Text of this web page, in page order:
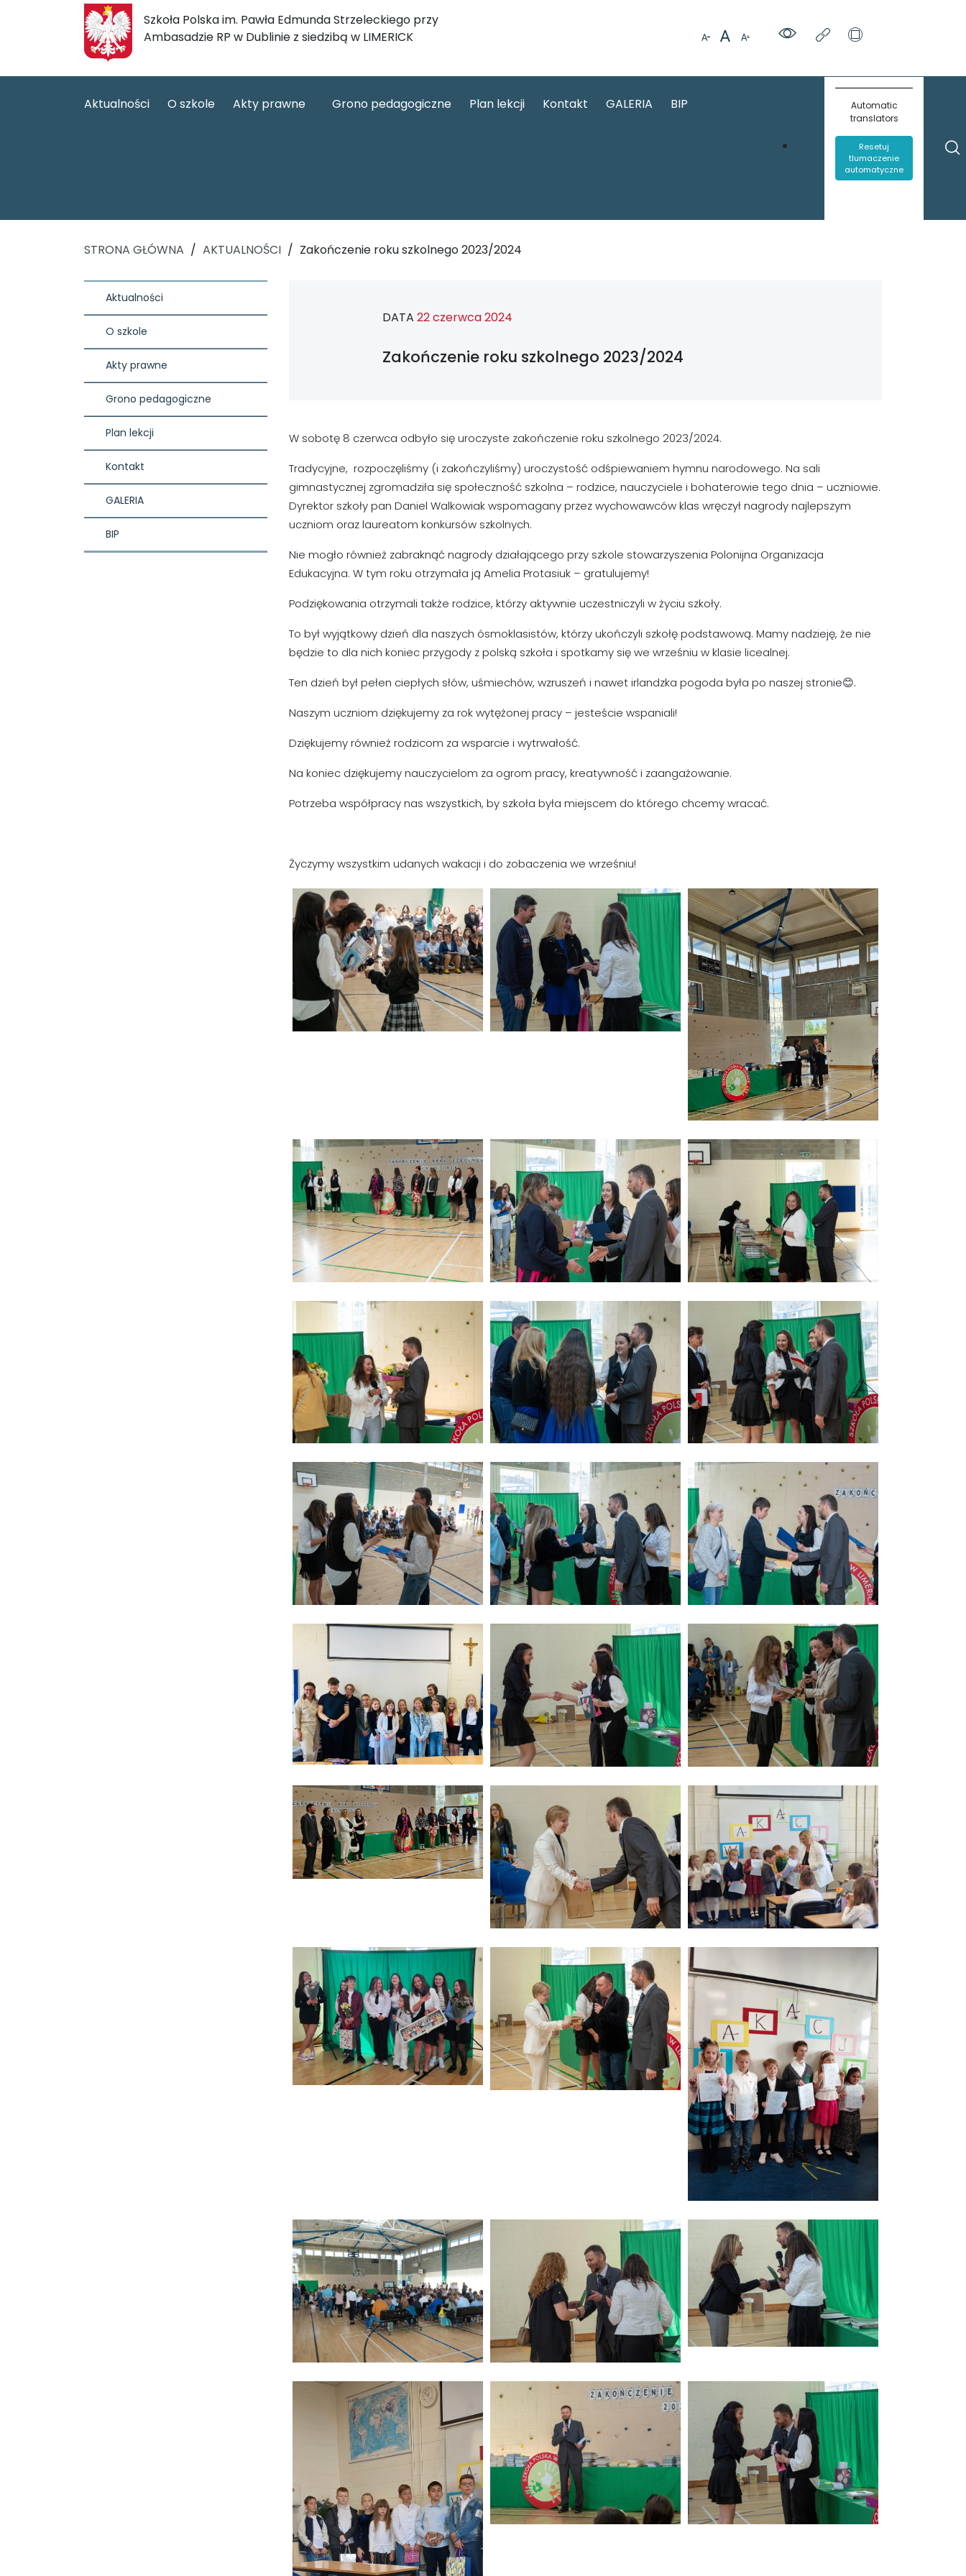
Szkoła Polska im. Pawła Edmunda Strzeleckiego przy
Ambasadzie RP w Dublinie z siedzibą w LIMERICK
Aktualności O szkole Akty prawne Grono pedagogiczne Plan lekcji Kontakt GALERIA BIP
Automatic
translators
Resetuj
tlumaczenie
automatyczne
STRONA GŁÓWNA / AKTUALNOŚCI / Zakończenie roku szkolnego 2023/2024
Aktualności
O szkole
Akty prawne
Grono pedagogiczne
Plan lekcji
Kontakt
GALERIA
BIP
DATA 22 czerwca 2024
Zakończenie roku szkolnego 2023/2024
W sobotę 8 czerwca odbyło się uroczyste zakończenie roku szkolnego 2023/2024.
Tradycyjne, rozpoczęliśmy (i zakończyliśmy) uroczystość odśpiewaniem hymnu narodowego. Na sali
gimnastycznej zgromadziła się społeczność szkolna – rodzice, nauczyciele i bohaterowie tego dnia – uczniowie.
Dyrektor szkoły pan Daniel Walkowiak wspomagany przez wychowawców klas wręczył nagrody najlepszym
uczniom oraz laureatom konkursów szkolnych.
Nie mogło również zabraknąć nagrody działającego przy szkole stowarzyszenia Polonijna Organizacja
Edukacyjna. W tym roku otrzymała ją Amelia Protasiuk – gratulujemy!
Podziękowania otrzymali także rodzice, którzy aktywnie uczestniczyli w życiu szkoły.
To był wyjątkowy dzień dla naszych ósmoklasistów, którzy ukończyli szkołę podstawową. Mamy nadzieję, że nie
będzie to dla nich koniec przygody z polską szkoła i spotkamy się we wrześniu w klasie licealnej.
Ten dzień był pełen ciepłych słów, uśmiechów, wzruszeń i nawet irlandzka pogoda była po naszej stronie😊.
Naszym uczniom dziękujemy za rok wytężonej pracy – jesteście wspaniali!
Dziękujemy również rodzicom za wsparcie i wytrwałość.
Na koniec dziękujemy nauczycielom za ogrom pracy, kreatywność i zaangażowanie.
Potrzeba współpracy nas wszystkich, by szkoła była miejscem do którego chcemy wracać.
Życzymy wszystkim udanych wakacji i do zobaczenia we wrześniu!